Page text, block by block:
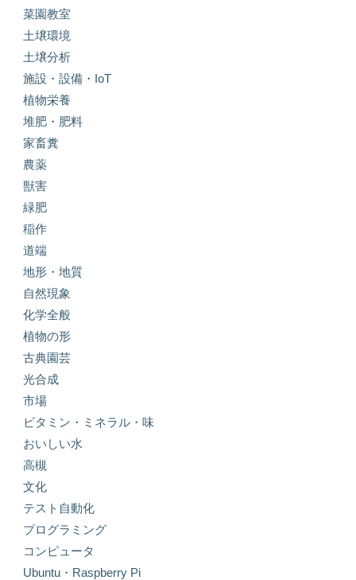
菜園教室
土壌環境
土壌分析
施設・設備・IoT
植物栄養
堆肥・肥料
家畜糞
農薬
獣害
緑肥
稲作
道端
地形・地質
自然現象
化学全般
植物の形
古典園芸
光合成
市場
ビタミン・ミネラル・味
おいしい水
高槻
文化
テスト自動化
プログラミング
コンピュータ
Ubuntu・Raspberry Pi